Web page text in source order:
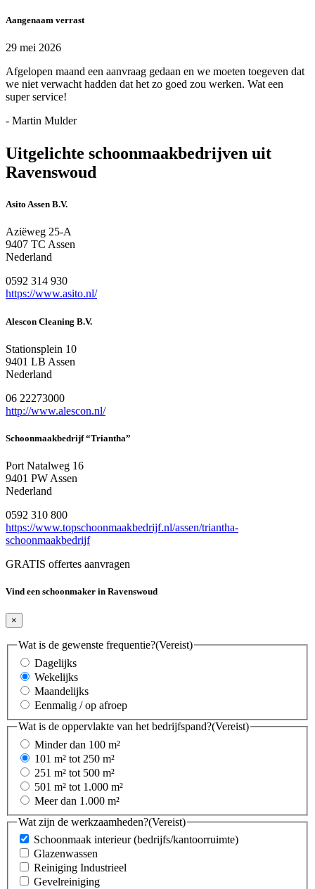
Aangenaam verrast
29 mei 2026
Afgelopen maand een aanvraag gedaan en we moeten toegeven dat
we niet verwacht hadden dat het zo goed zou werken. Wat een
super service!
- Martin Mulder
Uitgelichte schoonmaakbedrijven uit
Ravenswoud
Asito Assen B.V.
Aziëweg 25-A
9407 TC Assen
Nederland
0592 314 930
https://www.asito.nl/
Alescon Cleaning B.V.
Stationsplein 10
9401 LB Assen
Nederland
06 22273000
http://www.alescon.nl/
Schoonmaakbedrijf “Triantha”
Port Natalweg 16
9401 PW Assen
Nederland
0592 310 800
https://www.topschoonmaakbedrijf.nl/assen/triantha-
schoonmaakbedrijf
GRATIS offertes aanvragen
Vind een schoonmaker in Ravenswoud
×
Wat is de gewenste frequentie?(Vereist)
Dagelijks
Wekelijks
Maandelijks
Eenmalig / op afroep
Wat is de oppervlakte van het bedrijfspand?(Vereist)
Minder dan 100 m²
101 m² tot 250 m²
251 m² tot 500 m²
501 m² tot 1.000 m²
Meer dan 1.000 m²
Wat zijn de werkzaamheden?(Vereist)
Schoonmaak interieur (bedrijfs/kantoorruimte)
Glazenwassen
Reiniging Industrieel
Gevelreiniging